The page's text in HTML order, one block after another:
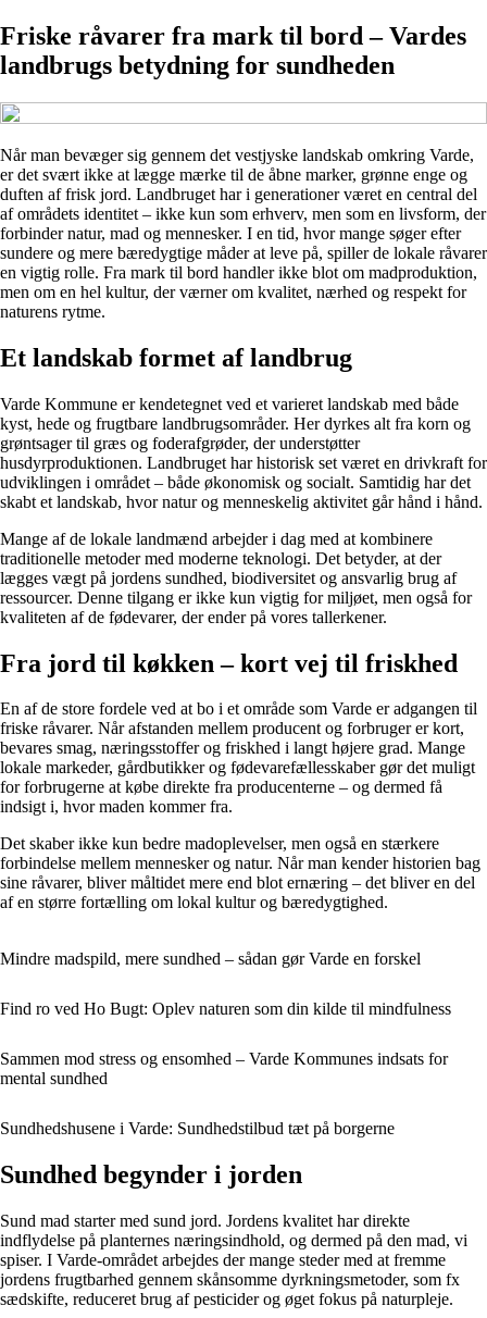
Friske råvarer fra mark til bord – Vardes
landbrugs betydning for sundheden
Når man bevæger sig gennem det vestjyske landskab omkring Varde,
er det svært ikke at lægge mærke til de åbne marker, grønne enge og
duften af frisk jord. Landbruget har i generationer været en central del
af områdets identitet – ikke kun som erhverv, men som en livsform, der
forbinder natur, mad og mennesker. I en tid, hvor mange søger efter
sundere og mere bæredygtige måder at leve på, spiller de lokale råvarer
en vigtig rolle. Fra mark til bord handler ikke blot om madproduktion,
men om en hel kultur, der værner om kvalitet, nærhed og respekt for
naturens rytme.
Et landskab formet af landbrug
Varde Kommune er kendetegnet ved et varieret landskab med både
kyst, hede og frugtbare landbrugsområder. Her dyrkes alt fra korn og
grøntsager til græs og foderafgrøder, der understøtter
husdyrproduktionen. Landbruget har historisk set været en drivkraft for
udviklingen i området – både økonomisk og socialt. Samtidig har det
skabt et landskab, hvor natur og menneskelig aktivitet går hånd i hånd.
Mange af de lokale landmænd arbejder i dag med at kombinere
traditionelle metoder med moderne teknologi. Det betyder, at der
lægges vægt på jordens sundhed, biodiversitet og ansvarlig brug af
ressourcer. Denne tilgang er ikke kun vigtig for miljøet, men også for
kvaliteten af de fødevarer, der ender på vores tallerkener.
Fra jord til køkken – kort vej til friskhed
En af de store fordele ved at bo i et område som Varde er adgangen til
friske råvarer. Når afstanden mellem producent og forbruger er kort,
bevares smag, næringsstoffer og friskhed i langt højere grad. Mange
lokale markeder, gårdbutikker og fødevarefællesskaber gør det muligt
for forbrugerne at købe direkte fra producenterne – og dermed få
indsigt i, hvor maden kommer fra.
Det skaber ikke kun bedre madoplevelser, men også en stærkere
forbindelse mellem mennesker og natur. Når man kender historien bag
sine råvarer, bliver måltidet mere end blot ernæring – det bliver en del
af en større fortælling om lokal kultur og bæredygtighed.
Mindre madspild, mere sundhed – sådan gør Varde en forskel
Find ro ved Ho Bugt: Oplev naturen som din kilde til mindfulness
Sammen mod stress og ensomhed – Varde Kommunes indsats for
mental sundhed
Sundhedshusene i Varde: Sundhedstilbud tæt på borgerne
Sundhed begynder i jorden
Sund mad starter med sund jord. Jordens kvalitet har direkte
indflydelse på planternes næringsindhold, og dermed på den mad, vi
spiser. I Varde-området arbejdes der mange steder med at fremme
jordens frugtbarhed gennem skånsomme dyrkningsmetoder, som fx
sædskifte, reduceret brug af pesticider og øget fokus på naturpleje.